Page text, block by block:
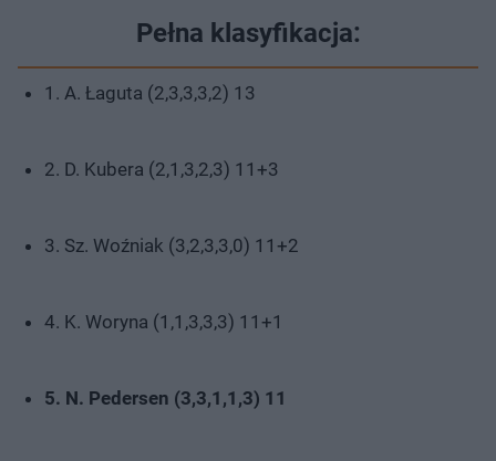
Pełna klasyfikacja:
1. A. Łaguta (2,3,3,3,2) 13
2. D. Kubera (2,1,3,2,3) 11+3
3. Sz. Woźniak (3,2,3,3,0) 11+2
4. K. Woryna (1,1,3,3,3) 11+1
5. N. Pedersen (3,3,1,1,3) 11